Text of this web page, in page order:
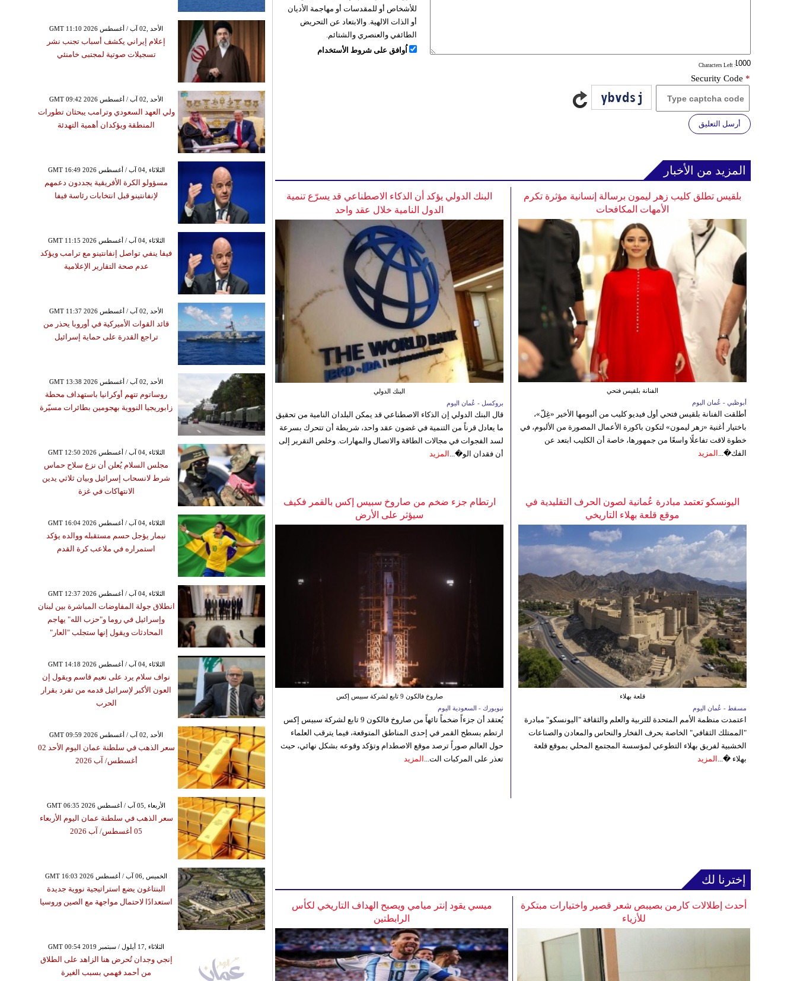
: Characters Left
للأشخاص أو للمقدسات أو مهاجمة الأديان
أو الذات الالهية. والابتعاد عن التحريض
الطائفي والعنصري والشتائم.
اُوافق على شروط الأستخدام
Security Code *
أرسل التعليق
المزيد من الأخبار
البنك الدولي يؤكد أن الذكاء الاصطناعي قد يسرّع تنمية
الدول النامية خلال عقد واحد
البنك الدولي
بروكسل - عُمان اليوم
قال البنك الدولي إن الذكاء الاصطناعي قد يمكن البلدان النامية من تحقيق
ما يعادل قرناً من التنمية في غضون عقد واحد، شريطة أن تتحرك بسرعة
لسد الفجوات في مجالات الطاقة والاتصال والمهارات. وخلص التقرير إلى
أن فقدان الو�... المزيد
بلقيس تطلق كليب زهر ليمون برسالة إنسانية مؤثرة تكرم
الأمهات المكافحات
الفنانة بلقيس فتحي
أبوظبي - عُمان اليوم
أطلقت الفنانة بلقيس فتحي أول فيديو كليب من ألبومها الأخير «غِلّ»،
باختيار أغنية «زهر ليمون» لتكون باكورة الأعمال المصورة من الألبوم، في
خطوة لاقت تفاعلًا واسعًا من جمهورها، خاصة أن الكليب ابتعد عن
الفك�... المزيد
ارتطام جزء ضخم من صاروخ سبيس إكس بالقمر فكيف
سيؤثر على الأرض
صاروخ فالكون 9 تابع لشركة سبيس إكس
نيويورك - السعودية اليوم
يُعتقد أن جزءاً ضخماً تائهاً من صاروخ فالكون 9 تابع لشركة سبيس إكس
ارتطم بسطح القمر في إحدى المناطق المتوقعة، فيما يترقب العلماء
حول العالم صوراً ترصد موقع الاصطدام وتؤكد وقوعه بشكل نهائي، حيث
تعذر على المركبات الت... المزيد
اليونسكو تعتمد مبادرة عُمانية لصون الحرف التقليدية في
موقع قلعة بهلاء التاريخي
قلعة بهلاء
مسقط - عُمان اليوم
اعتمدت منظمة الأمم المتحدة للتربية والعلم والثقافة "اليونسكو" مبادرة
"الممتلك الثقافي" الخاصة بحرف الفخار والنحاس والمعادن والصناعات
الخشبية لفريق بهلاء التطوعي لمؤسسة المجتمع المحلي بموقع قلعة
بهلاء �... المزيد
إخترنا لك
ميسي يقود إنتر ميامي ويصبح الهداف التاريخي لكأس
الرابطتين
أحدث إطلالات كارمن بصيبص شعر قصير واختيارات مبتكرة
للأزياء
GMT 11:10 2026 الأحد ,02 آب / أغسطس
إعلام إيراني يكشف أسباب تجنب نشر
تسجيلات صوتية لمجتبى خامنئي
GMT 09:42 2026 الأحد ,02 آب / أغسطس
ولي العهد السعودي وترامب يبحثان تطورات
المنطقة ويؤكدان أهمية التهدئة
GMT 16:49 2026 الثلاثاء ,04 آب / أغسطس
مسؤولو الكرة الأفريقية يجددون دعمهم
لإنفانتينو قبل انتخابات رئاسة فيفا
GMT 11:15 2026 الثلاثاء ,04 آب / أغسطس
فيفا ينفي تواصل إنفانتينو مع ترامب ويؤكد
عدم صحة التقارير الإعلامية
GMT 11:37 2026 الأحد ,02 آب / أغسطس
قائد القوات الأميركية في أوروبا يحذر من
تراجع القدرة على حماية إسرائيل
GMT 13:38 2026 الأحد ,02 آب / أغسطس
روساتوم تتهم أوكرانيا باستهداف محطة
زابوريجيا النووية بهجومين بطائرات مسيّرة
GMT 12:50 2026 الثلاثاء ,04 آب / أغسطس
مجلس السلام يُعلن أن نزع سلاح حماس
شرط لانسحاب إسرائيل وبيان ثلاثي يدين
الانتهاكات في غزة
GMT 16:04 2026 الثلاثاء ,04 آب / أغسطس
نيمار يؤجل حسم مستقبله ووالده يؤكد
استمراره في ملاعب كرة القدم
GMT 12:37 2026 الثلاثاء ,04 آب / أغسطس
انطلاق جولة المفاوضات المباشرة بين لبنان
وإسرائيل في روما و"حزب الله" يهاجم
المحادثات ويقول إنها ستجلب "العار"
GMT 14:18 2026 الثلاثاء ,04 آب / أغسطس
نواف سلام يرد على نعيم قاسم ويقول إن
العون الأكبر لإسرائيل قدمه من تفرد بقرار
الحرب
GMT 09:59 2026 الأحد ,02 آب / أغسطس
سعر الذهب في سلطنة عمان اليوم الأحد 02
أغسطس/ آب 2026
GMT 06:35 2026 الأربعاء ,05 آب / أغسطس
سعر الذهب في سلطنة عمان اليوم الأربعاء
05 أغسطس/ آب 2026
GMT 16:03 2026 الخميس ,06 آب / أغسطس
البنتاغون يضع استراتيجية نووية جديدة
استعدادًا لاحتمال مواجهة مع الصين وروسيا
GMT 00:54 2019 الثلاثاء ,17 أيلول / سبتمبر
إنجي وجدان تُحرض هنا الزاهد على الطلاق
من أحمد فهمي بسبب الغيرة